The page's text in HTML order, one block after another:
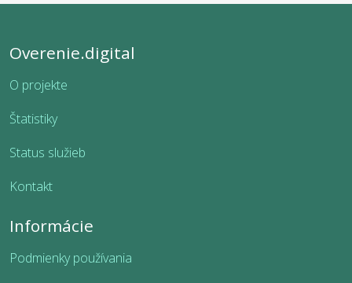
Overenie.digital
O projekte
Štatistiky
Status služieb
Kontakt
Informácie
Podmienky používania